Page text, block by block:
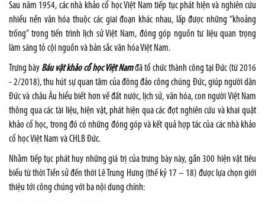
Sau năm 1954, các nhà khảo cổ học Việt Nam tiếp tục phát hiện và nghiên cứu
nhiều nền văn hóa thuộc các giai đoạn khác nhau, lấp được những “khoảng
trống” trong tiến trình lịch sử Việt Nam, đóng góp nguồn tư liệu quan trọng
làm sáng tỏ cội nguồn và bản sắc văn hóa Việt Nam.
Trưng bày Báu vật khảo cổ học Việt Namđã tổ chức thành công tại Đức (từ 2016
- 2/2018), thu hút sự quan tâm của đông đảo công chúng Đức, giúp người dân
Đức và châu Âu hiểu biết hơn về đất nước, lịch sử, văn hóa, con người Việt Nam
thông qua các tài liệu, hiện vật, phát hiện qua các đợt nghiên cứu và khai quật
khảo cổ học, trong đó có những đóng góp và kết quả hợp tác của các nhà khảo
cổ học Việt Nam và CHLB Đức.
Nhằm tiếp tục phát huy những giá trị của trưng bày này, gần 300 hiện vật tiêu
biểu từ thời Tiền sử đến thời Lê Trung Hưng (thế kỷ 17 – 18) được lựa chọn giới
thiệu tới công chúng với ba nội dung chính: